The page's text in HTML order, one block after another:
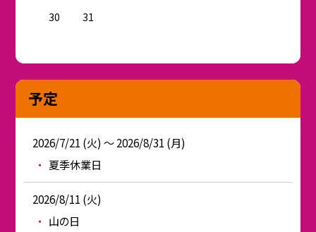
30
31
予定
2026/7/21 (火) ～ 2026/8/31 (月)
夏季休業日
2026/8/11 (火)
山の日